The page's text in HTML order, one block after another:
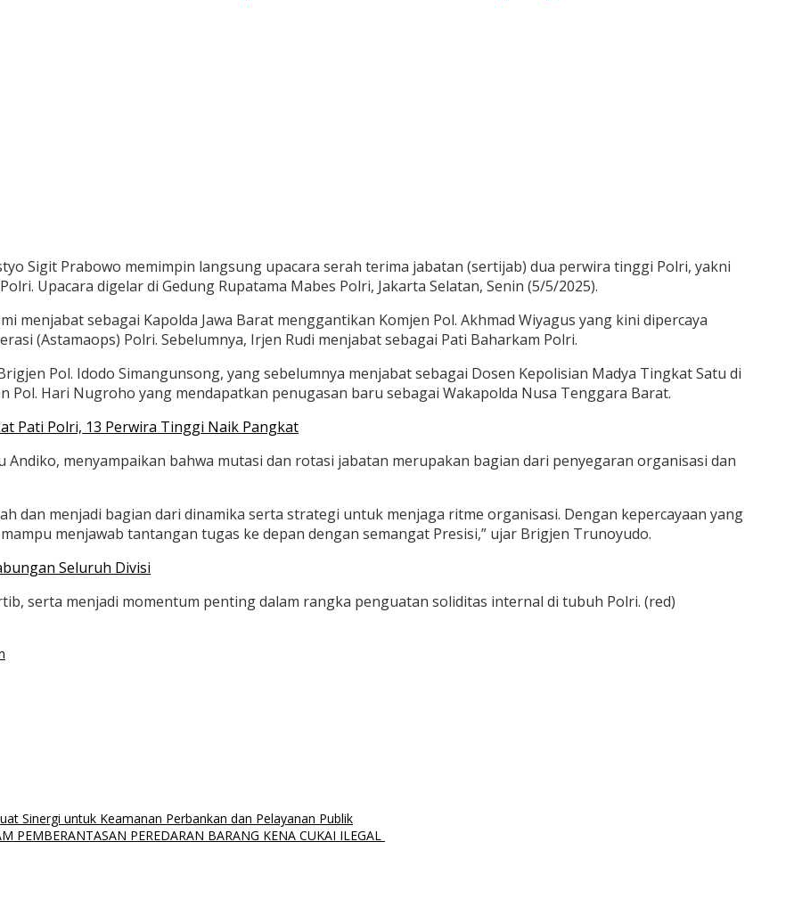
Sigit Prabowo memimpin langsung upacara serah terima jabatan (sertijab) dua perwira tinggi Polri, yakni
Upacara digelar di Gedung Rupatama Mabes Polri, Jakarta Selatan, Senin (5/5/2025).
menjabat sebagai Kapolda Jawa Barat menggantikan Komjen Pol. Akhmad Wiyagus yang kini dipercaya
(Astamaops) Polri. Sebelumnya, Irjen Rudi menjabat sebagai Pati Baharkam Polri.
Pol. Idodo Simangunsong, yang sebelumnya menjabat sebagai Dosen Kepolisian Madya Tingkat Satu di
Pol. Hari Nugroho yang mendapatkan penugasan baru sebagai Wakapolda Nusa Tenggara Barat.
Pati Polri, 13 Perwira Tinggi Naik Pangkat
menyampaikan bahwa mutasi dan rotasi jabatan merupakan bagian dari penyegaran organisasi dan
dan menjadi bagian dari dinamika serta strategi untuk menjaga ritme organisasi. Dengan kepercayaan yang
menjawab tantangan tugas ke depan dengan semangat Presisi,” ujar Brigjen Trunoyudo.
Seluruh Divisi
serta menjadi momentum penting dalam rangka penguatan soliditas internal di tubuh Polri. (red)
Sinergi untuk Keamanan Perbankan dan Pelayanan Publik
PEMBERANTASAN PEREDARAN BARANG KENA CUKAI ILEGAL